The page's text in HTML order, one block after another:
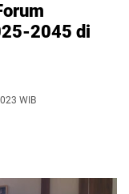
2045 di
WIB